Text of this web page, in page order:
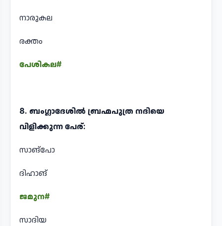
നാരുകല
രക്തം
പേശികല#
8. ബംഗ്ലാദേശിൽ ബ്രഹ്മപുത്ര നദിയെ
വിളിക്കുന്ന പേര്:
സാങ്പോ
ദിഹാങ്
ജമുന#
സാദിയ